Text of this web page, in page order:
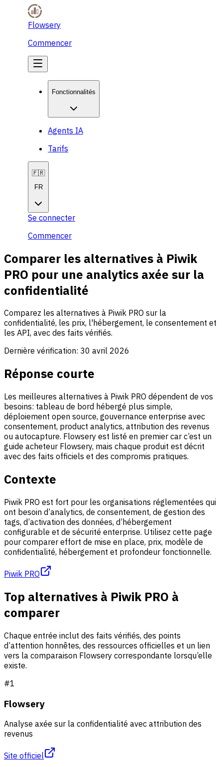
Flowsery
Commencer
Fonctionnalités
Agents IA
Tarifs
🇫🇷
FR
Se connecter
Commencer
Comparer les alternatives à Piwik
PRO pour une analytics axée sur la
confidentialité
Comparez les alternatives à Piwik PRO sur la
confidentialité, les prix, l'hébergement, le consentement et
les API, avec des faits vérifiés.
Dernière vérification: 30 avril 2026
Réponse courte
Les meilleures alternatives à Piwik PRO dépendent de vos
besoins: tableau de bord hébergé plus simple,
déploiement open source, gouvernance enterprise avec
consentement, product analytics, attribution des revenus
ou autocapture. Flowsery est listé en premier car c’est un
guide acheteur Flowsery, mais chaque produit est décrit
avec des faits officiels et des compromis pratiques.
Contexte
Piwik PRO est fort pour les organisations réglementées qui
ont besoin d’analytics, de consentement, de gestion des
tags, d’activation des données, d’hébergement
configurable et de sécurité enterprise. Utilisez cette page
pour comparer effort de mise en place, prix, modèle de
confidentialité, hébergement et profondeur fonctionnelle.
Piwik PRO
Top alternatives à Piwik PRO à
comparer
Chaque entrée inclut des faits vérifiés, des points
d’attention honnêtes, des ressources officielles et un lien
vers la comparaison Flowsery correspondante lorsqu’elle
existe.
#1
Flowsery
Analyse axée sur la confidentialité avec attribution des
revenus
Site officiel